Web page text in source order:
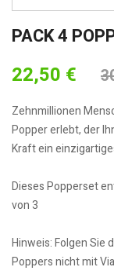
PACK 4
22,50 €
Zehnmillionen
Popper erlebt, der
Kraft ein
Dieses Popperset
von 3
Hinweis: Folgen Sie
Poppers nicht mit